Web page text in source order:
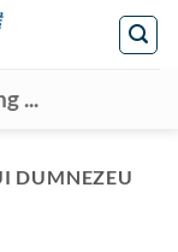
...
DUMNEZEU